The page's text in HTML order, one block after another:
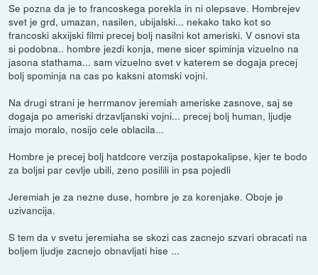
Se pozna da je to francoskega porekla in ni olepsave. Hombrejev
svet je grd, umazan, nasilen, ubijalski... nekako tako kot so
francoski akxijski filmi precej bolj nasilni kot ameriski. V osnovi sta
si podobna.. hombre jezdi konja, mene sicer spiminja vizuelno na
jasona stathama... sam vizuelno svet v katerem se dogaja precej
bolj spominja na cas po kaksni atomski vojni.
Na drugi strani je herrmanov jeremiah ameriske zasnove, saj se
dogaja po ameriski drzavljanski vojni... precej bolj human, ljudje
imajo moralo, nosijo cele oblacila...
Hombre je precej bolj hatdcore verzija postapokalipse, kjer te bodo
za boljsi par cevlje ubili, zeno posilili in psa pojedli
Jeremiah je za nezne duse, hombre je za korenjake. Oboje je
uzivancija.
S tem da v svetu jeremiaha se skozi cas zacnejo szvari obracati na
boljem ljudje zacnejo obnavljati hise ...